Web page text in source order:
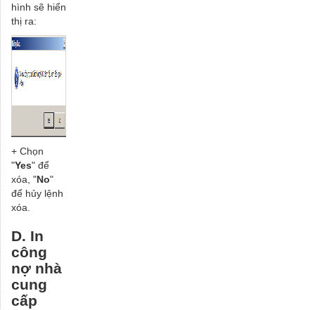
hình sẽ hiển
thị ra:
+ Chọn
"Yes" để
xóa, "No"
để hủy lệnh
xóa.
D. In
công
nợ nhà
cung
cấp